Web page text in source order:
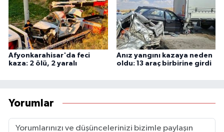
Afyonkarahisar'da feci
kaza: 2 ölü, 2 yaralı
Anız yangını kazaya neden
oldu: 13 araç birbirine girdi
Yorumlar